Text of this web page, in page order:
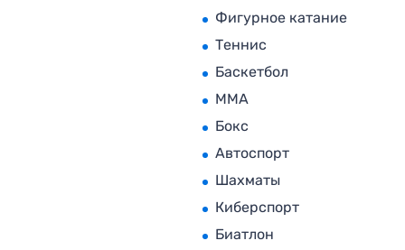
Фигурное катание
Теннис
Баскетбол
MMA
Бокс
Автоспорт
Шахматы
Киберспорт
Биатлон